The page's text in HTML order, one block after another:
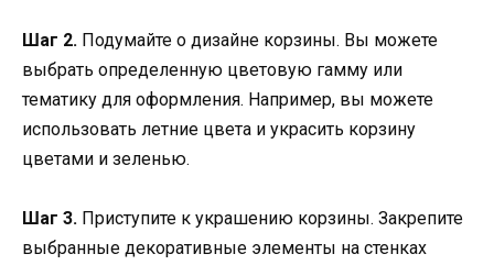
Шаг 2. Подумайте о дизайне корзины. Вы можете
выбрать определенную цветовую гамму или
тематику для оформления. Например, вы можете
использовать летние цвета и украсить корзину
цветами и зеленью.
Шаг 3. Приступите к украшению корзины. Закрепите
выбранные декоративные элементы на стенках